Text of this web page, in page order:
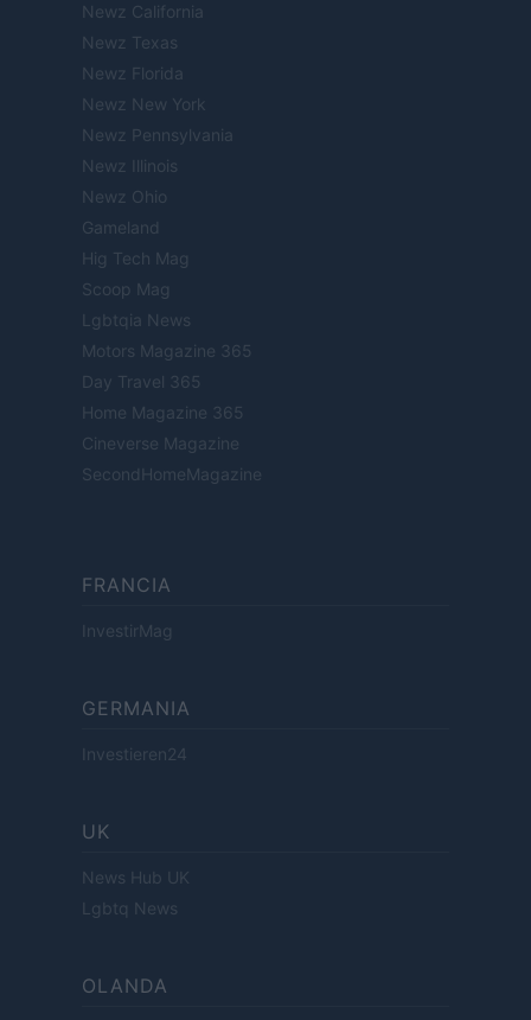
Newz California
Newz Texas
Newz Florida
Newz New York
Newz Pennsylvania
Newz Illinois
Newz Ohio
Gameland
Hig Tech Mag
Scoop Mag
Lgbtqia News
Motors Magazine 365
Day Travel 365
Home Magazine 365
Cineverse Magazine
SecondHomeMagazine
FRANCIA
InvestirMag
GERMANIA
Investieren24
UK
News Hub UK
Lgbtq News
OLANDA